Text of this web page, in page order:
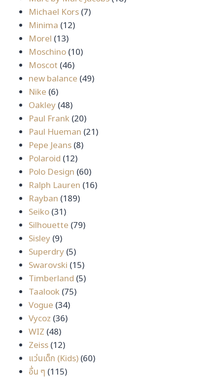
Michael Kors 77
Minima 1212
Morel 1313
สินค้า
Moschino 1010
Moscot 4646
สินค้า
new balance 4949
Nike 66
สินค้า
Oakley 4848
สินค้า
Paul Frank 2020
สินค้า
Paul Hueman 2121
Pepe Jeans 88
Polaroid 1212
สินค้า
Polo Design 6060
สินค้า
Ralph Lauren 1616
Rayban 189189
Seiko 3131
สินค้า
Silhouette 7979
Sisley 99
สินค้า
Superdry 55
สินค้า
Swarovski 1515
สินค้า
Timberland 55
Taalook 7575
Vogue 3434
สินค้า
Vycoz 3636
WIZ 4848
สินค้า
Zeiss 1212
สินค้า
แว่นเด็ก (Kids) 6060
อื่น ๆ 115115